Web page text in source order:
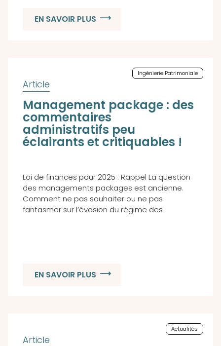
EN SAVOIR PLUS
Ingénierie Patrimoniale
Management package : des
commentaires
administratifs peu
éclairants et critiquables !
Loi de finances pour 2025 : Rappel La question
des managements packages est ancienne.
Comment ne pas souhaiter ou ne pas
fantasmer sur l’évasion du régime des
EN SAVOIR PLUS
Actualités